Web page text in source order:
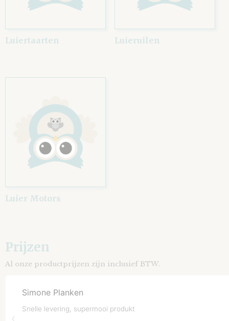
Luiertaarten Luieruilen
Luier Motors
Prijzen
Al onze productprijzen zijn inclusief BTW.